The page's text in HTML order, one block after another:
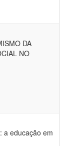
DA
NO
a educação em